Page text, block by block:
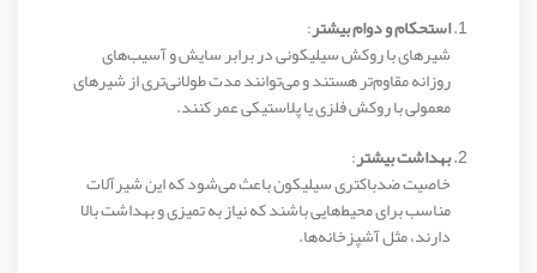
استحکام و دوام بیشتر:
شیرهای با روکش سیلیکونی در برابر سایش و آسیب‌های
روزانه مقاوم‌تر هستند و می‌توانند مدت طولانی‌تری از شیرهای
معمولی با روکش فلزی یا پلاستیکی عمر کنند.
بهداشت بیشتر:
خاصیت ضدباکتری سیلیکون باعث می‌شود که این شیرآلات
مناسب برای محیط‌هایی باشند که نیاز به تمیزی و بهداشت بالا
دارند، مثل آشپزخانه‌ها.